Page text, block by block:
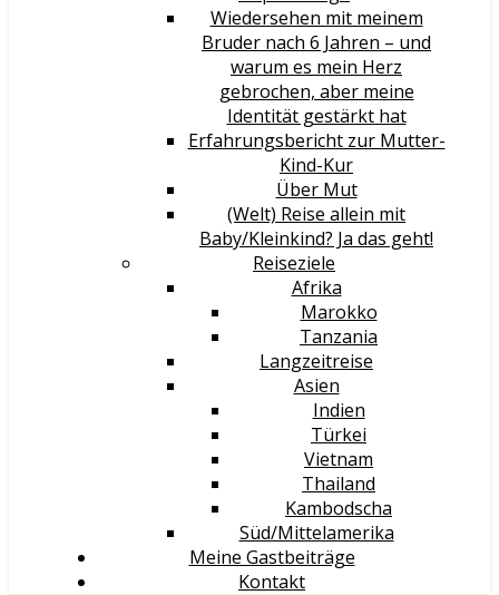
Wiedersehen mit meinem
Bruder nach 6 Jahren – und
warum es mein Herz
gebrochen, aber meine
Identität gestärkt hat
Erfahrungsbericht zur Mutter-
Kind-Kur
Über Mut
(Welt) Reise allein mit
Baby/Kleinkind? Ja das geht!
Reiseziele
Afrika
Marokko
Tanzania
Langzeitreise
Asien
Indien
Türkei
Vietnam
Thailand
Kambodscha
Süd/Mittelamerika
Meine Gastbeiträge
Kontakt